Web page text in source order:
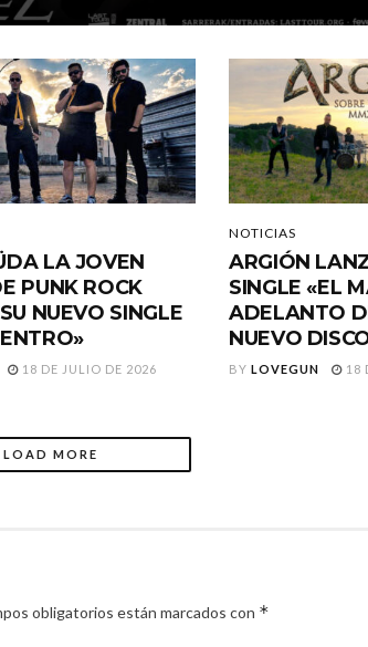
LA JOVEN
PUNK ROCK
NUEVO SINGLE
18 DE JULIO DE 2026
NOTICIAS
ARGIÓN
SINGLE «EL
ADELANTO
NUEVO
BY LOVEGUN 18
LOAD MORE
obligatorios están marcados con *